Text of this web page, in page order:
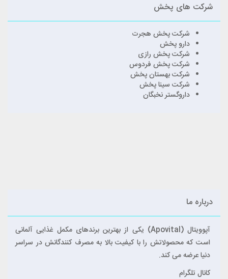
شرکت های پخش
شرکت پخش هجرت
دارو پخش
شرکت پخش رازی
شرکت پخش فردوس
شرکت بهستان پخش
شرکت سینا پخش
داروگستر نخبگان
درباره ما
آپوویتال (Apovital) یکی از بهترین برندهای مکمل غذایی آلمانی
است که محصولاتش را با کیفیت بالا به مصرف کنندگانش در سراسر
دنیا عرضه می کند.
کانال تلگرام